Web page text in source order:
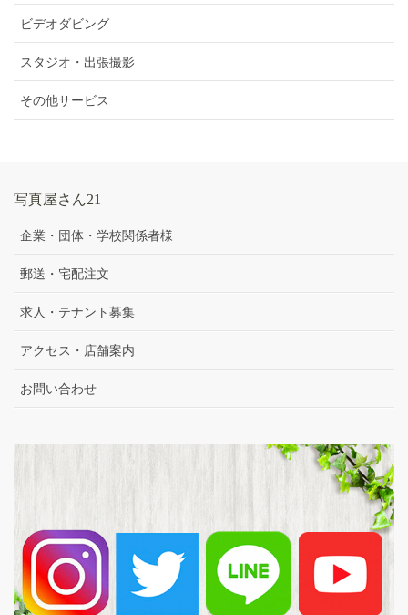
ビデオダビング
スタジオ・出張撮影
その他サービス
写真屋さん21
企業・団体・学校関係者様
郵送・宅配注文
求人・テナント募集
アクセス・店舗案内
お問い合わせ